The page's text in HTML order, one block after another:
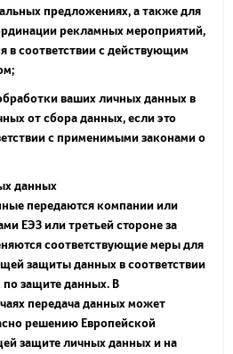
предложениях, а также для
рекламных мероприятий,
в соответствии с действующим
ваших личных данных в
от сбора данных, если это
с применимыми законами о
данных
передаются компании или
ЕЭЗ или третьей стороне за
соответствующие меры для
защиты данных в соответствии
защите данных. В
передача данных может
решению Европейской
защите личных данных и на